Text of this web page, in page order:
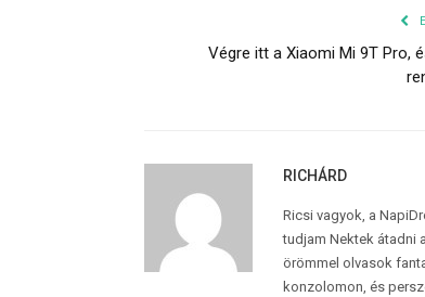
Végre itt a Xiaomi Mi 9T Pro,
RICHÁRD
Ricsi vagyok, a
tudjam Nektek átadni
örömmel olvasok
konzolomon, és